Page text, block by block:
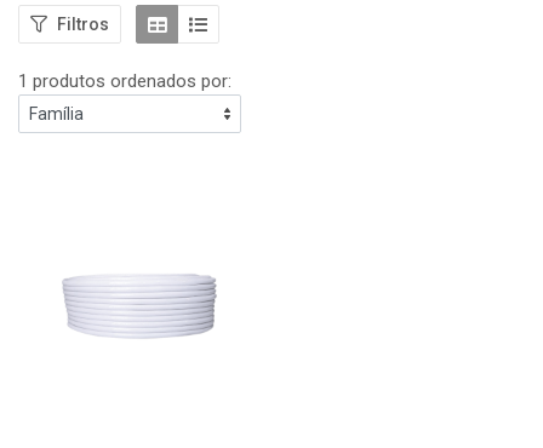
Filtros
1 produtos ordenados por: